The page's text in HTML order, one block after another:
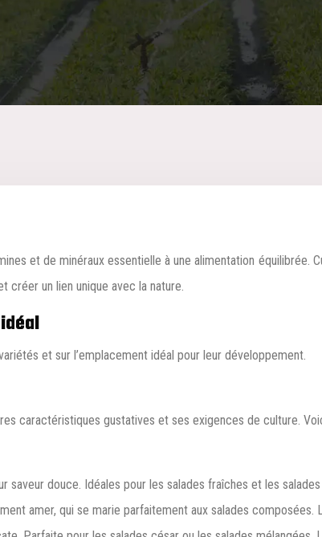
créer un lien unique avec la nature.
et sur l’emplacement idéal pour leur développement.
caractéristiques gustatives et ses exigences de culture.
douce. Idéales pour les salades fraîches et les
amer, qui se marie parfaitement aux salades composées.